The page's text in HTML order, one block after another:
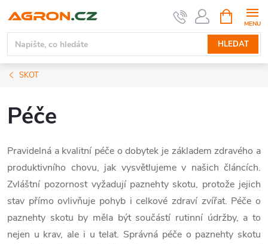
na
obsah
HLEDAT
NÁKUPNÍ
KOŠÍK
SKOT
Péče
Pravidelná a kvalitní péče o dobytek je základem zdravého a
produktivního chovu, jak vysvětlujeme v našich článcích.
Zvláštní pozornost vyžadují paznehty skotu, protože jejich
stav přímo ovlivňuje pohyb i celkové zdraví zvířat. Péče o
paznehty skotu by měla být součástí rutinní údržby, a to
nejen u krav, ale i u telat. Správná péče o paznehty skotu